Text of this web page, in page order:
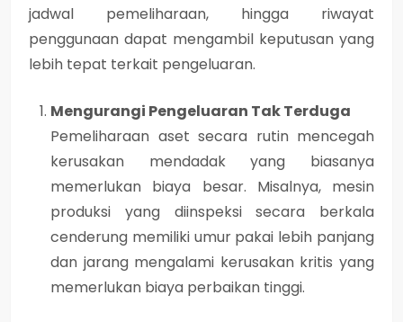
jadwal pemeliharaan, hingga riwayat
penggunaan dapat mengambil keputusan yang
lebih tepat terkait pengeluaran.
Mengurangi Pengeluaran Tak Terduga
Pemeliharaan aset secara rutin mencegah
kerusakan mendadak yang biasanya
memerlukan biaya besar. Misalnya, mesin
produksi yang diinspeksi secara berkala
cenderung memiliki umur pakai lebih panjang
dan jarang mengalami kerusakan kritis yang
memerlukan biaya perbaikan tinggi.